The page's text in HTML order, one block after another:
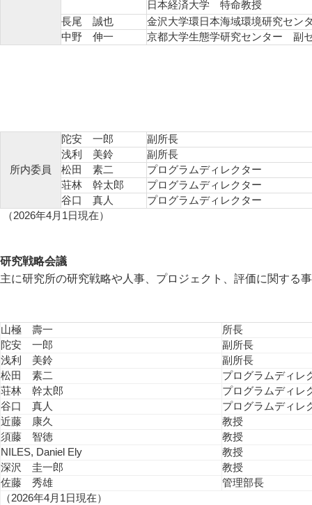
日本経済大学 特命教授
長尾 誠也
金沢大学環日本海域環境研究セ
中野 伸一
京都大学生態学研究センター 副
所内委員
陀安 一郎
副所長
浅利 美鈴
副所長
松田 素二
プログラムディレクター
荘林 幹太郎
プログラムディレクター
谷口 真人
プログラムディレクター
（2026年4月1日現在）
研究戦略会議
主に研究所の研究戦略や人事、プロジェクト、評価に関する
山極 壽一
所長
陀安 一郎
副所長
浅利 美鈴
副所長
松田 素二
プログラムディレ
荘林 幹太郎
プログラムディレ
谷口 真人
プログラムディレ
近藤 康久
教授
須藤 智徳
教授
NILES, Daniel Ely
教授
深沢 圭一郎
教授
佐藤 秀雄
管理部長
（2026年4月1日現在）